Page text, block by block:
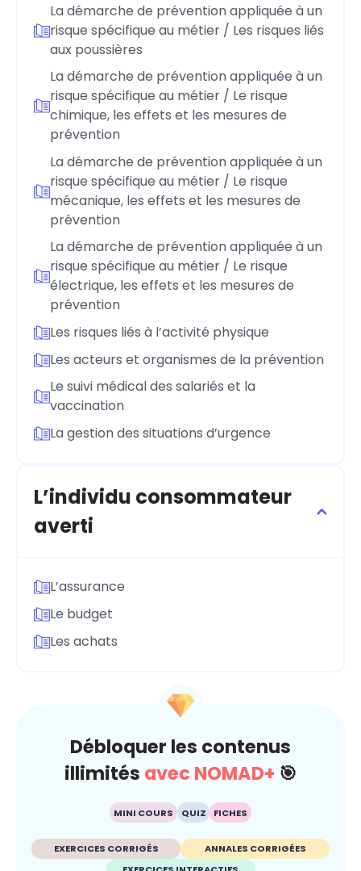
La démarche de prévention appliquée à un
risque spécifique au métier / Les risques liés
aux poussières
La démarche de prévention appliquée à un
risque spécifique au métier / Le risque
chimique, les effets et les mesures de
prévention
La démarche de prévention appliquée à un
risque spécifique au métier / Le risque
mécanique, les effets et les mesures de
prévention
La démarche de prévention appliquée à un
risque spécifique au métier / Le risque
électrique, les effets et les mesures de
prévention
Les risques liés à l’activité physique
Les acteurs et organismes de la prévention
Le suivi médical des salariés et la
vaccination
La gestion des situations d’urgence
L’individu consommateur
averti
L’assurance
Le budget
Les achats
Débloquer les contenus
illimités avec NOMAD+ 🎯
MINI COURS QUIZ FICHES
EXERCICES CORRIGÉS
ANNALES CORRIGÉES